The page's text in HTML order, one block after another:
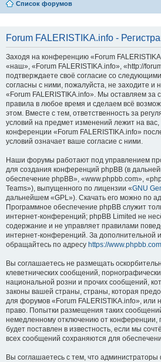
Список форумов
Forum FALERISTIKA.info -
Заходя на конференцию «Forum
«наш», «Forum FALERISTIKA.info», «http://
подтверждаете своё согласие со
согласны с ними, пожалуйста, не заходите и
«Forum FALERISTIKA.info». Мы оставляем за
правила в любое время и сделаем всё
этом. Вместе с тем, ответственность за
условий на предмет изменений лежит на вас,
конференции «Forum FALERISTIKA.info»
условий означает ваше согласие с ними.
Наши форумы работают под управлением
для создания конференций phpBB (в
обеспечение phpBB», «www.phpbb.com»,
Teams»), выпущенного по лицензии «GNU
дальнейшем «GPL»). Скачать его можно по
Программное обеспечение phpBB служит
интернет-конференций; phpBB Limited не
содержание и не управляет правилами
интернет-конференций. За дополнительной
обращайтесь по адресу https://
Вы соглашаетесь не размещать
клеветнических сообщений,
национальной розни и прочих сообщений,
законы вашей страны, страны, которая
для форумов «Forum FALERISTIKA.info», или
право. Попытки размещения таких
немедленному отключению от конференции,
будет поставлен в известность, если мы
всех сообщений сохраняются для
Вы соглашаетесь с тем, что